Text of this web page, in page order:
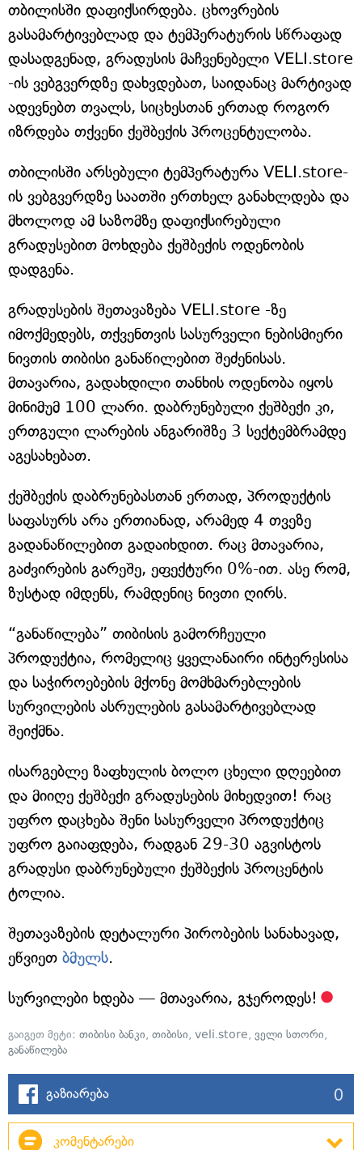
თბილისში დაფიქსირდება. ცხოვრების
გასამარტივებლად და ტემპერატურის სწრაფად
დასადგენად, გრადუსის მაჩვენებელი VELI.store
-ის ვებგვერდზე დახვდებათ, საიდანაც მარტივად
ადევნებთ თვალს, სიცხესთან ერთად როგორ
იზრდება თქვენი ქეშბექის პროცენტულობა.
თბილისში არსებული ტემპერატურა VELI.store-
ის ვებგვერდზე საათში ერთხელ განახლდება და
მხოლოდ ამ საზომზე დაფიქსირებული
გრადუსებით მოხდება ქეშბექის ოდენობის
დადგენა.
გრადუსების შეთავაზება VELI.store -ზე
იმოქმედებს, თქვენთვის სასურველი ნებისმიერი
ნივთის თიბისი განაწილებით შეძენისას.
მთავარია, გადახდილი თანხის ოდენობა იყოს
მინიმუმ 100 ლარი. დაბრუნებული ქეშბექი კი,
ერთგული ლარების ანგარიშზე 3 სექტემბრამდე
აგესახებათ.
ქეშბექის დაბრუნებასთან ერთად, პროდუქტის
საფასურს არა ერთიანად, არამედ 4 თვეზე
გადანაწილებით გადაიხდით. რაც მთავარია,
გაძვირების გარეშე, ეფექტური 0%-ით. ასე რომ,
ზუსტად იმდენს, რამდენიც ნივთი ღირს.
“განაწილება” თიბისის გამორჩეული
პროდუქტია, რომელიც ყველანაირი ინტერესისა
და საჭიროებების მქონე მომხმარებლების
სურვილების ასრულების გასამარტივებლად
შეიქმნა.
ისარგებლე ზაფხულის ბოლო ცხელი დღეებით
და მიიღე ქეშბექი გრადუსების მიხედვით! რაც
უფრო დაცხება შენი სასურველი პროდუქტიც
უფრო გაიაფდება, რადგან 29-30 აგვისტოს
გრადუსი დაბრუნებული ქეშბექის პროცენტის
ტოლია.
შეთავაზების დეტალური პირობების სანახავად,
ეწვიეთ ბმულს.
სურვილები ხდება — მთავარია, გჯეროდეს!
გაიგეთ მეტი: თიბისი ბანკი, თიბისი, veli.store, ველი სთორი,
განაწილება
გაზიარება 0
კომენტარები